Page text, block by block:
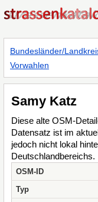
Bundesländer/
Vorwahlen
Samy Katz
Diese alte OSM-
Datensatz ist im
jedoch nicht lokal
Deutschlandbereichs.
OSM-ID
Typ